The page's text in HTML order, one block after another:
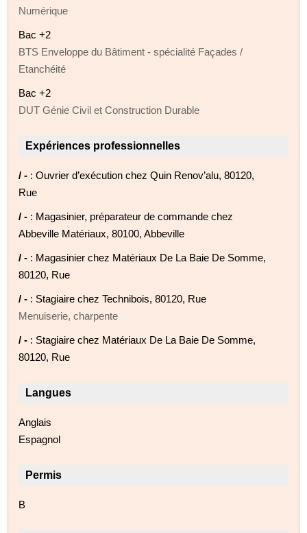
Numérique
Bac +2
BTS Enveloppe du Bâtiment - spécialité Façades /
Etanchéité
Bac +2
DUT Génie Civil et Construction Durable
Expériences professionnelles
/ - : Ouvrier d’exécution chez Quin Renov’alu, 80120,
Rue
/ - : Magasinier, préparateur de commande chez
Abbeville Matériaux, 80100, Abbeville
/ - : Magasinier chez Matériaux De La Baie De Somme,
80120, Rue
/ - : Stagiaire chez Technibois, 80120, Rue
Menuiserie, charpente
/ - : Stagiaire chez Matériaux De La Baie De Somme,
80120, Rue
Langues
Anglais
Espagnol
Permis
B